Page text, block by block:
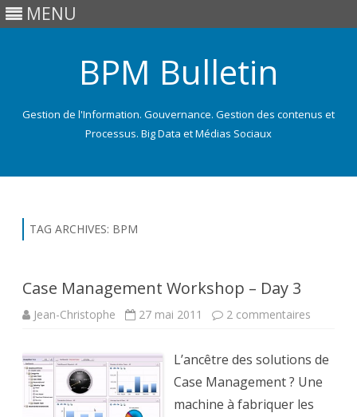
MENU
BPM Bulletin
Gestion de l'Information. Gouvernance. Gestion des contenus et
Processus. Big Data et Médias Sociaux
TAG ARCHIVES: BPM
Case Management Workshop – Day 3
Jean-Christophe 27 mai 2011 2 commentaires
–
Day
3
L’ancêtre des solutions de
Case Management ? Une
machine à fabriquer les